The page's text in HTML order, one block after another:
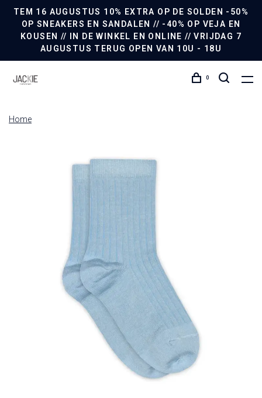
TEM 16 AUGUSTUS 10% EXTRA OP DE SOLDEN -50%
OP SNEAKERS EN SANDALEN // -40% OP VEJA EN
KOUSEN // IN DE WINKEL EN ONLINE // VRIJDAG 7
AUGUSTUS TERUG OPEN VAN 10U - 18U
0
Home